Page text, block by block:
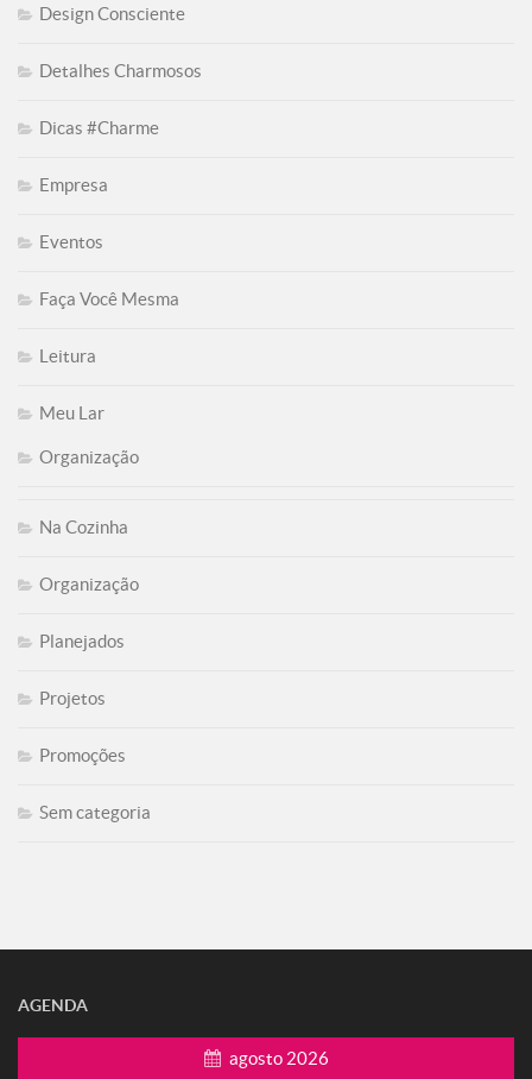
Design Consciente
Detalhes Charmosos
Dicas #Charme
Empresa
Eventos
Faça Você Mesma
Leitura
Meu Lar
Organização
Na Cozinha
Organização
Planejados
Projetos
Promoções
Sem categoria
AGENDA
agosto 2026